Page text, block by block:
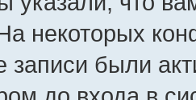
некоторых
записи были